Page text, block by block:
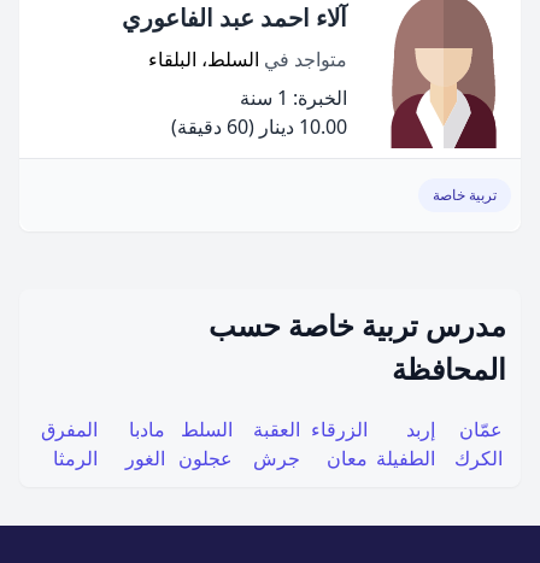
آلاء احمد عبد الفاعوري
متواجد في السلط، البلقاء
الخبرة: 1 سنة
10.00 دينار
(60 دقيقة)
تربية خاصة
مدرس تربية خاصة حسب
المحافظة
عمّان إربد الزرقاء العقبة السلط مادبا
المفرق
الكرك
الطفيلة معان جرش عجلون الغور الرمثا